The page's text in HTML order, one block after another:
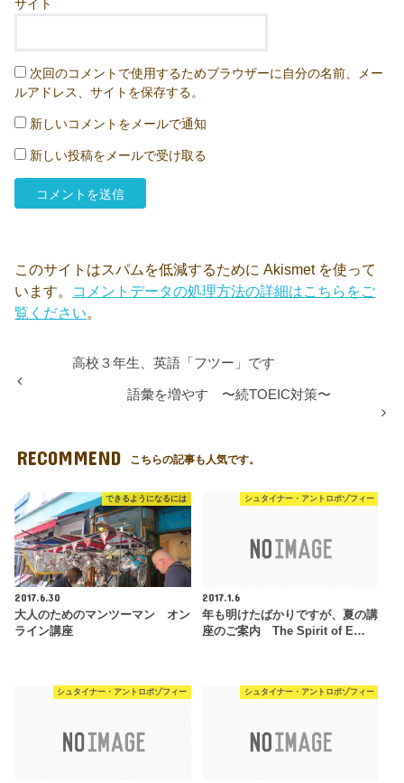
サイト
次回のコメントで使用するためブラウザーに自分の名前、メー
ルアドレス、サイトを保存する。
新しいコメントをメールで通知
新しい投稿をメールで受け取る
このサイトはスパムを低減するために Akismet を使って
います。 コメントデータの処理方法の詳細はこちらをご
覧ください。
高校３年生、英語「フツー」です
語彙を増やす 〜続TOEIC対策〜
RECOMMEND こちらの記事も人気です。
できるようになるには
2017.6.30
大人のためのマンツーマン オン
ライン講座
シュタイナー・アントロポゾフィー
2017.1.6
年も明けたばかりですが、夏の講
座のご案内 The Spirit of E…
シュタイナー・アントロポゾフィー シュタイナー・アントロポゾフィー